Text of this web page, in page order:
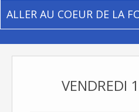
ALLER AU COEUR DE LA
VENDREDI